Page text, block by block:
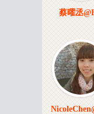
蔡曜丞